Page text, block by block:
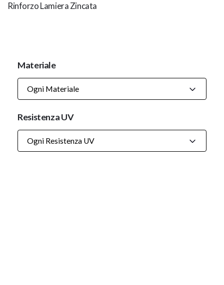
Rinforzo Lamiera Zincata
Materiale
Ogni Materiale
Resistenza UV
Ogni Resistenza UV